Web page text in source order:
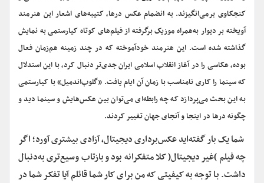
کنجکاوی برمی‌انگیزند. به انضمام عکس در‌ها، کتیبه‌های اشعار این هنرمند
آویخته بر دیوار به‌همراه موزیک برگرفته از فیلم‌های کوتاه کیارستمی به نمایش
گذاشته شده است. این هنرمند خودآموخته که در چند زمینه هم‌زمان فعال
بوده، عکاسی را در آغاز انقلاب اسلامی ایران جدی‌تر دنبال کرد، با این استدلال
که سینما را کاری نامناسب با زمان آن ایام یافت. «گلوب‌اندمیل» با کیارستمی
به این بحث می‌پردازد که چه رابطه‌ای می‌توان بین عکس‌هایش و سینما دید و
چگونه در‌ها در اینجا و آنجای جهان تغییر کردند.
‌ شما یک بار گفته‌اید عکس‌برداری دیجیتال، آزادی بیشتری ‌آورد؛ اگر
چه فیلم )غیر دیجیتال( کلا متفکرانه بود و بازتاب وسیع‌تری به‌دنبال
داشت. با توجه به کیفیتی که من برای ‌کار شما قائلم آیا تفکر شما در